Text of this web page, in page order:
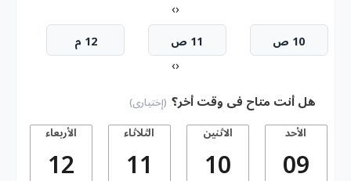
‹
›
10 ص 11 ص 12 م
‹
›
هل أنت متاح فى وقت أخر؟ (إختيارى)
الأحد
09
الاثنين
10
الثلاثاء
11
الأربعاء
12